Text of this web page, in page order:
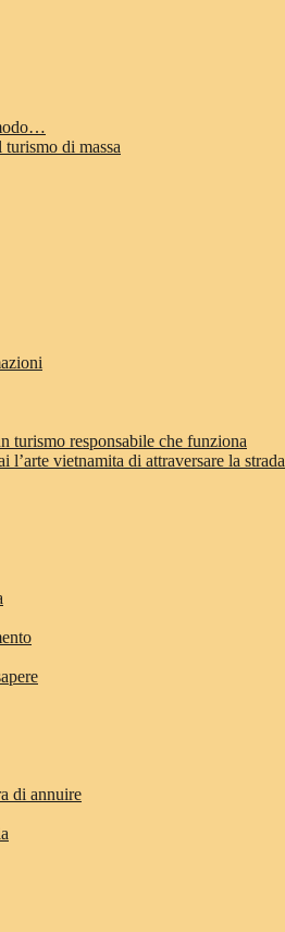
di massa
turismo responsabile che funziona
vietnamita di attraversare la strada
di annuire